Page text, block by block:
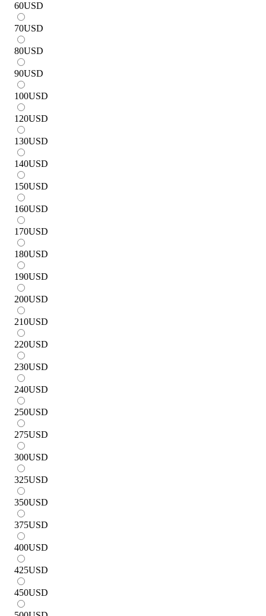
60USD
70USD
80USD
90USD
100USD
120USD
130USD
140USD
150USD
160USD
170USD
180USD
190USD
200USD
210USD
220USD
230USD
240USD
250USD
275USD
300USD
325USD
350USD
375USD
400USD
425USD
450USD